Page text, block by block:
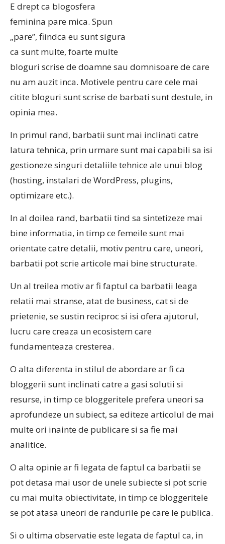
E drept ca blogosfera
feminina pare mica. Spun
„pare”, fiindca eu sunt sigura
ca sunt multe, foarte multe
bloguri scrise de doamne sau domnisoare de care
nu am auzit inca. Motivele pentru care cele mai
citite bloguri sunt scrise de barbati sunt destule, in
opinia mea.
In primul rand, barbatii sunt mai inclinati catre
latura tehnica, prin urmare sunt mai capabili sa isi
gestioneze singuri detaliile tehnice ale unui blog
(hosting, instalari de WordPress, plugins,
optimizare etc.).
In al doilea rand, barbatii tind sa sintetizeze mai
bine informatia, in timp ce femeile sunt mai
orientate catre detalii, motiv pentru care, uneori,
barbatii pot scrie articole mai bine structurate.
Un al treilea motiv ar fi faptul ca barbatii leaga
relatii mai stranse, atat de business, cat si de
prietenie, se sustin reciproc si isi ofera ajutorul,
lucru care creaza un ecosistem care
fundamenteaza cresterea.
O alta diferenta in stilul de abordare ar fi ca
bloggerii sunt inclinati catre a gasi solutii si
resurse, in timp ce bloggeritele prefera uneori sa
aprofundeze un subiect, sa editeze articolul de mai
multe ori inainte de publicare si sa fie mai
analitice.
O alta opinie ar fi legata de faptul ca barbatii se
pot detasa mai usor de unele subiecte si pot scrie
cu mai multa obiectivitate, in timp ce bloggeritele
se pot atasa uneori de randurile pe care le publica.
Si o ultima observatie este legata de faptul ca, in